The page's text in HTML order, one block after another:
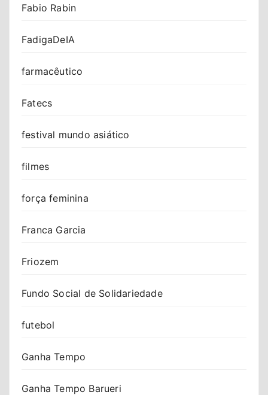
Fabio Rabin
FadigaDeIA
farmacêutico
Fatecs
festival mundo asiático
filmes
força feminina
Franca Garcia
Friozem
Fundo Social de Solidariedade
futebol
Ganha Tempo
Ganha Tempo Barueri